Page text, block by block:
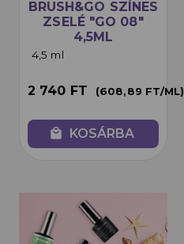
BRUSH&GO SZÍNES
ZSELÉ "GO 08"
4,5ML
4,5 ml
2 740 FT (608,89 FT/ML)
local_mall KOSÁRBA